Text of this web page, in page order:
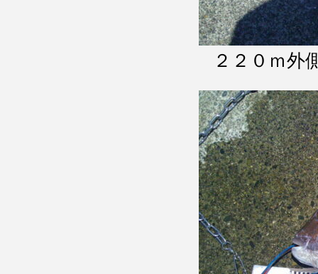
２２０ｍ